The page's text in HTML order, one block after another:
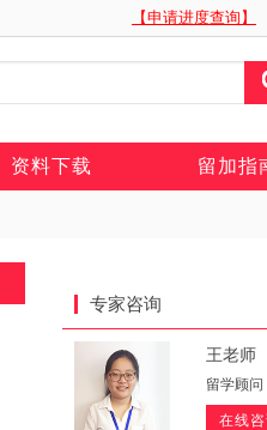
【申请进度查询】
资料下载 留加指
专家咨询
王老师
留学顾问
在线咨